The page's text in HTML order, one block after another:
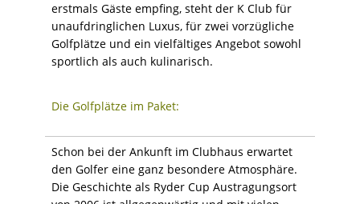
erstmals Gäste empfing, steht der K Club für
unaufdringlichen Luxus, für zwei vorzügliche
Golfplätze und ein vielfältiges Angebot sowohl
sportlich als auch kulinarisch.
Die Golfplätze im Paket:
Schon bei der Ankunft im Clubhaus erwartet
den Golfer eine ganz besondere Atmosphäre.
Die Geschichte als Ryder Cup Austragungsort